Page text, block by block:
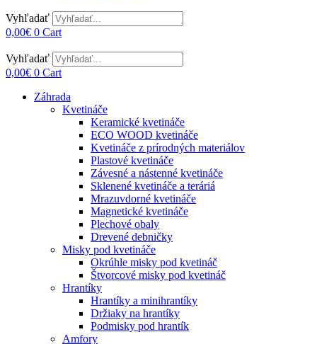
Vyhľadať
0,00€ 0 Cart
Vyhľadať
0,00€ 0 Cart
Záhrada
Kvetináče
Keramické kvetináče
ECO WOOD kvetináče
Kvetináče z prírodných materiálov
Plastové kvetináče
Závesné a nástenné kvetináče
Sklenené kvetináče a teráriá
Mrazuvdorné kvetináče
Magnetické kvetináče
Plechové obaly
Drevené debničky
Misky pod kvetináče
Okrúhle misky pod kvetináč
Štvorcové misky pod kvetináč
Hrantíky
Hrantíky a minihrantíky
Držiaky na hrantíky
Podmisky pod hrantík
Amfory